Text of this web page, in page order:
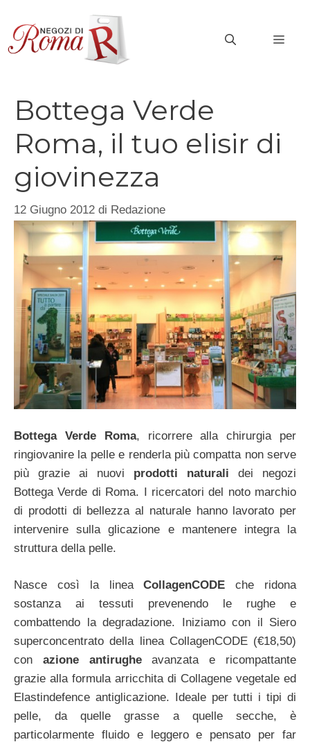
contenuto
Bottega Verde
Roma, il tuo elisir di
giovinezza
12 Giugno 2012 di Redazione
Bottega Verde Roma, ricorrere alla chirurgia per
ringiovanire la pelle e renderla più compatta non serve
più grazie ai nuovi prodotti naturali dei negozi
Bottega Verde di Roma. I ricercatori del noto marchio
di prodotti di bellezza al naturale hanno lavorato per
intervenire sulla glicazione e mantenere integra la
struttura della pelle.
Nasce così la lineaCollagenCODE che ridona
sostanza ai tessuti prevenendo le rughe e
combattendo la degradazione. Iniziamo con il Siero
superconcentrato della linea CollagenCODE (€18,50)
con azione antirugheavanzata e ricompattante
grazie alla formula arricchita di Collagene vegetale ed
Elastindefence antiglicazione. Ideale per tutti i tipi di
pelle, da quelle grasse a quelle secche, è
particolarmente fluido e leggero e pensato per far